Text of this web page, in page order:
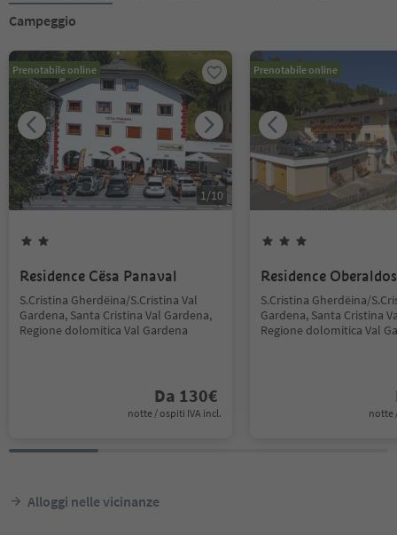
Campeggio
Prenotabile online
1/10
Residence Cësa Panaval
S.Cristina Gherdëina/S.Cristina Val
Gardena, Santa Cristina Val Gardena,
Regione dolomitica Val Gardena
Da 130€
notte / ospiti IVA incl.
Prenotabile online
Residence
S.Cristina Gherdëina/
Gardena, Santa Cristina
Regione dolomitica Val
notte
Alloggi nelle vicinanze